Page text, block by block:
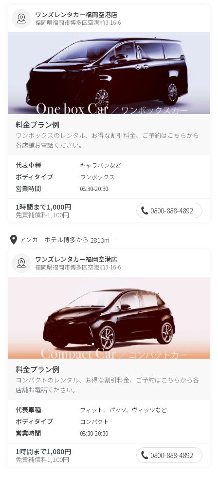
ワンズレンタカー福岡空港店
福岡県福岡市博多区空港前3-16-6
料金プラン例
ワンボックスのレンタル、お得な割引料金、ご予約はこちらから
各店舗お電話ください。
代表車種 キャラバンなど
ボディタイプ ワンボックス
営業時間 08:30-20:30
1時間まで1,000円
免責補償料1,100円 0800-888-4892
アンカーホテル博多から 2813m
ワンズレンタカー福岡空港店
福岡県福岡市博多区空港前3-16-6
料金プラン例
コンパクトのレンタル、お得な割引料金、ご予約はこちらから各
店舗お電話ください。
代表車種 フィット、パッソ、ヴィッツなど
ボディタイプ コンパクト
営業時間 08:30-20:30
1時間まで1,080円
免責補償料1,100円 0800-888-4892